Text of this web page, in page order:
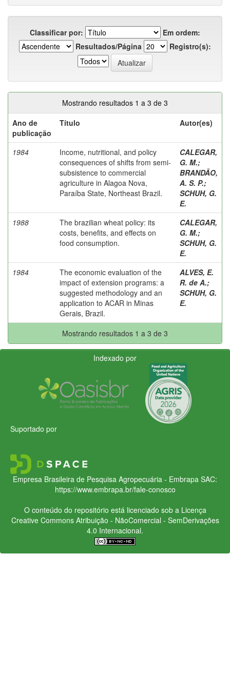
Classificar por:
Em ordem:
Resultados/Página
Registro(s):
Mostrando resultados 1 a 3 de 3
Ano de
publicação
Título Autor(es)
1984
Income, nutritional, and policy
consequences of shifts from semi-
subsistence to commercial
agriculture in Alagoa Nova,
Paraíba State, Northeast Brazil.
CALEGAR,
G. M.;
BRANDÃO,
A. S. P.;
SCHUH, G.
E.
1988
The brazilian wheat policy: its
costs, benefits, and effects on
food consumption.
CALEGAR,
G. M.;
SCHUH, G.
E.
1984
The economic evaluation of the
impact of extension programs: a
suggested methodology and an
application to ACAR in Minas
Gerais, Brazil.
ALVES, E.
R. de A.;
SCHUH, G.
E.
Mostrando resultados 1 a 3 de 3
Indexado por
Suportado por
Empresa Brasileira de Pesquisa Agropecuária - Embrapa SAC:
https://www.embrapa.br/fale-conosco
O conteúdo do repositório está licenciado sob a Licença
Creative CommonsAtribuição - NãoComercial - SemDerivações
4.0 Internacional.